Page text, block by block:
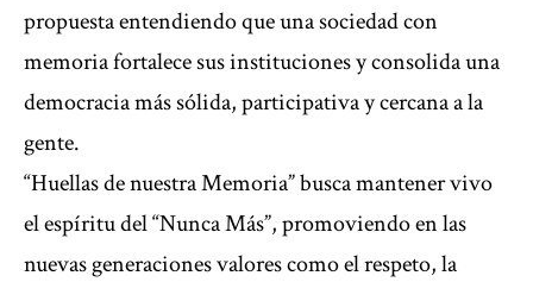
propuesta entendiendo que una sociedad con
memoria fortalece sus instituciones y consolida una
democracia más sólida, participativa y cercana a la
gente.
“Huellas de nuestra Memoria” busca mantener vivo
el espíritu del “Nunca Más”, promoviendo en las
nuevas generaciones valores como el respeto, la